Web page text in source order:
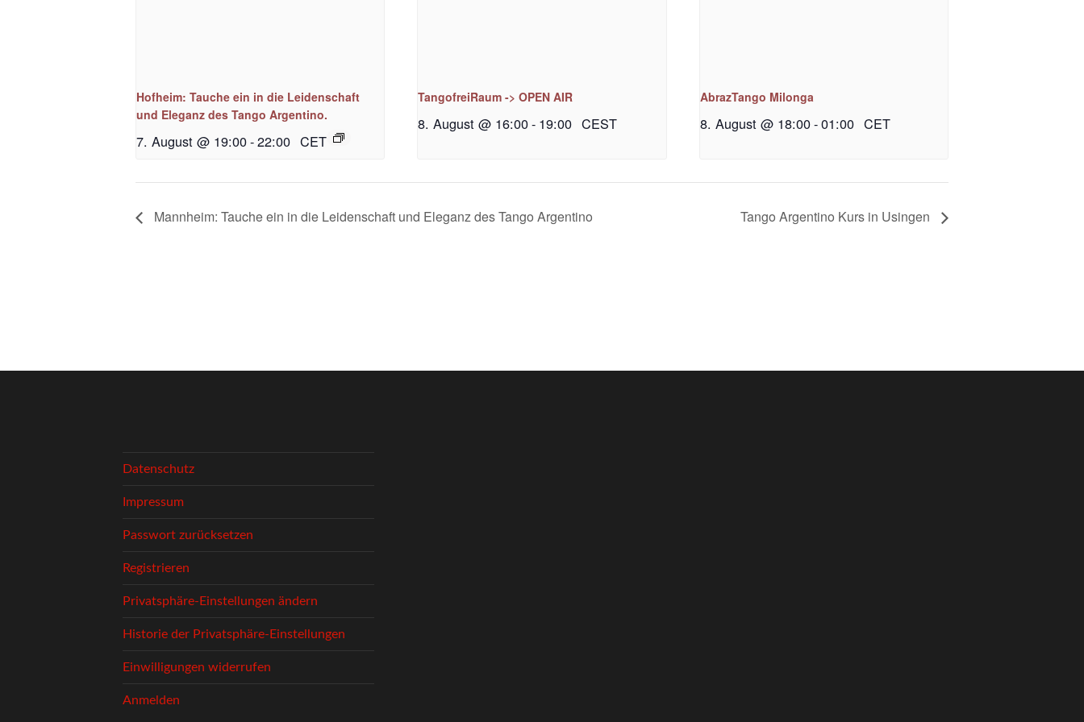
Hofheim: Tauche ein in die Leidenschaft
und Eleganz des Tango Argentino.
7. August @ 19:00-22:00 CET
TangofreiRaum -> OPEN AIR
8. August @ 16:00- 19:00 CEST
AbrazTango Milonga
8. August @ 18:00-01:00 CET
Mannheim: Tauche ein in die Leidenschaft und Eleganz des Tango Argentino Tango Argentino Kurs in Usingen
Datenschutz
Impressum
Passwort zurücksetzen
Registrieren
Privatsphäre-Einstellungen ändern
Historie der Privatsphäre-Einstellungen
Einwilligungen widerrufen
Anmelden